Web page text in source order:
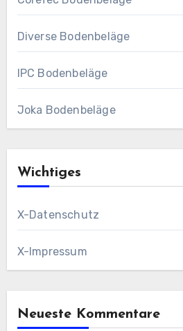
Diverse Bodenbeläge
IPC Bodenbeläge
Joka Bodenbeläge
Wichtiges
X-Datenschutz
X-Impressum
Neueste Kommentare